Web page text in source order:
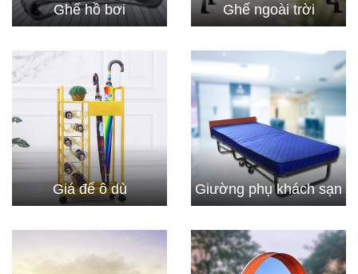
Ghế hồ bơi Ghế ngoài trời
Giá để ô dù Giường phụ khách sạn